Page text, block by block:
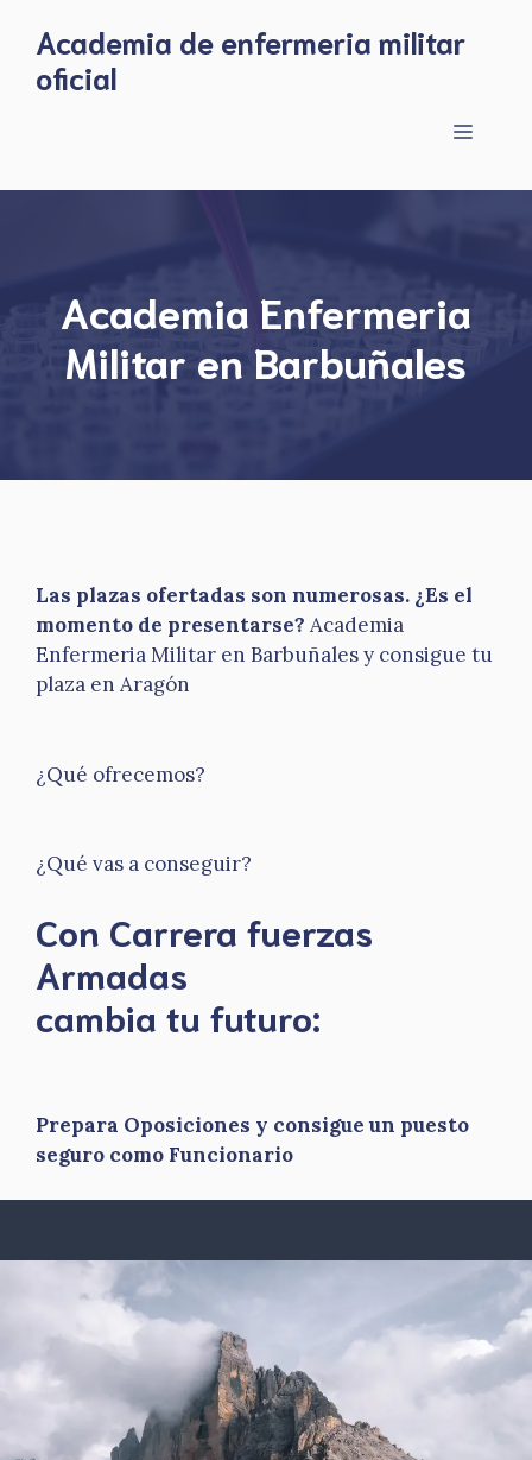
content
Academia de enfermeria militar
oficial
Menu
Academia Enfermeria
Militar en Barbuñales
Las plazas ofertadas son numerosas. ¿Es el
momento de presentarse? Academia
Enfermeria Militar en Barbuñales y consigue tu
plaza en Aragón
¿Qué ofrecemos?
¿Qué vas a conseguir?
Con Carrera fuerzas
Armadas
​cambia tu futuro:
Prepara Oposiciones y consigue un puesto
seguro como Funcionario